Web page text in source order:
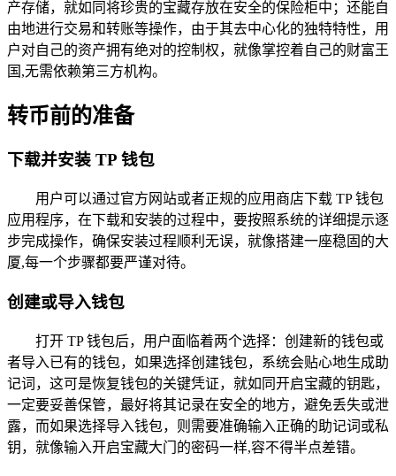
产存储，就如同将珍贵的宝藏存放在安全的保险柜中；还能自
由地进行交易和转账等操作，由于其去中心化的独特特性，用
户对自己的资产拥有绝对的控制权，就像掌控着自己的财富王
国,无需依赖第三方机构。
转币前的准备
下载并安装 TP 钱包
用户可以通过官方网站或者正规的应用商店下载 TP 钱包
应用程序，在下载和安装的过程中，要按照系统的详细提示逐
步完成操作，确保安装过程顺利无误，就像搭建一座稳固的大
厦,每一个步骤都要严谨对待。
创建或导入钱包
打开 TP 钱包后，用户面临着两个选择：创建新的钱包或
者导入已有的钱包，如果选择创建钱包，系统会贴心地生成助
记词，这可是恢复钱包的关键凭证，就如同开启宝藏的钥匙，
一定要妥善保管，最好将其记录在安全的地方，避免丢失或泄
露，而如果选择导入钱包，则需要准确输入正确的助记词或私
钥，就像输入开启宝藏大门的密码一样,容不得半点差错。